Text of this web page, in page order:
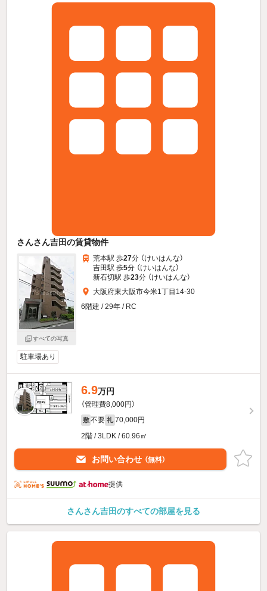
さんさん吉田の賃貸物件
すべての写真
荒本駅 歩27分 （けいはんな）
吉田駅 歩5分 （けいはんな）
新石切駅 歩23分 （けいはんな）
大阪府東大阪市今米1丁目14-30
6階建 / 29年 / RC
駐車場あり
6.9万円
（管理費8,000円）
敷 不要 礼 70,000円
2階 / 3LDK / 60.96㎡
お問い合わせ （無料）
提供
さんさん吉田のすべての部屋を見る